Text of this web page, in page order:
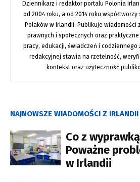
Dziennikarz i redaktor portalu Polonia
od 2004 roku, a od 2014 roku
Polaków w Irlandii. Publikuje wiadomości
prawnych i społecznych oraz
pracy, edukacji, świadczeń i codziennego
redakcyjnej stawia na rzetelność,
kontekst oraz użyteczność
NAJNOWSZE WIADOMOŚCI Z IRLANDII
Co z
Poważne
w Irlandii